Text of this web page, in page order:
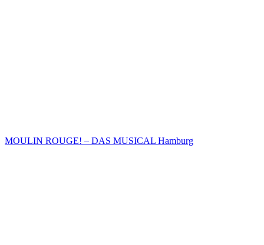
MOULIN ROUGE! – DAS MUSICAL Hamburg